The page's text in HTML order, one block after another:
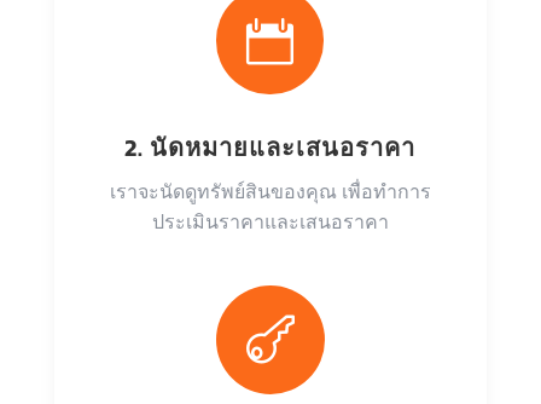

2. นัดหมายและเสนอราคา
เราจะนัดดูทรัพย์สินของคุณ เพื่อทำการ
ประเมินราคาและเสนอราคา
